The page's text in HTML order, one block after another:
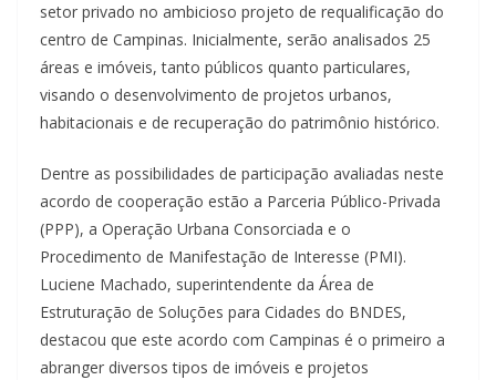
setor privado no ambicioso projeto de requalificação do
centro de Campinas. Inicialmente, serão analisados 25
áreas e imóveis, tanto públicos quanto particulares,
visando o desenvolvimento de projetos urbanos,
habitacionais e de recuperação do patrimônio histórico.
Dentre as possibilidades de participação avaliadas neste
acordo de cooperação estão a Parceria Público-Privada
(PPP), a Operação Urbana Consorciada e o
Procedimento de Manifestação de Interesse (PMI).
Luciene Machado, superintendente da Área de
Estruturação de Soluções para Cidades do BNDES,
destacou que este acordo com Campinas é o primeiro a
abranger diversos tipos de imóveis e projetos